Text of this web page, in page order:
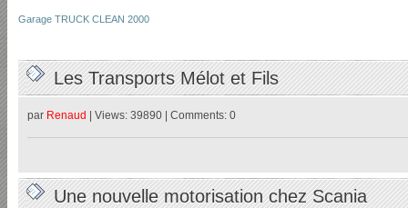
Garage TRUCK CLEAN 2000
Les Transports Mélot et Fils
par Renaud | Views: 39890 | Comments: 0
Une nouvelle motorisation chez Scania